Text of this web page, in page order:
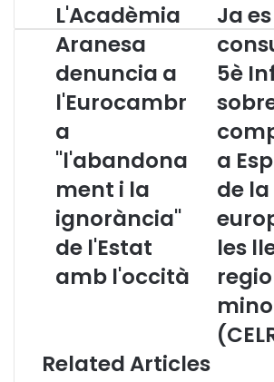
L
'
A
c
è
m
A
n
e
n
L'Acadèmia
Aranesa
denuncia a
l'Eurocambr
a
"l'abandona
ment i la
ignorància"
de l'Estat
amb l'occità
a
e
s
o
t
c
o
s
u
l
t
a
e
l
Ja
5è
a
de
les
Related Articles